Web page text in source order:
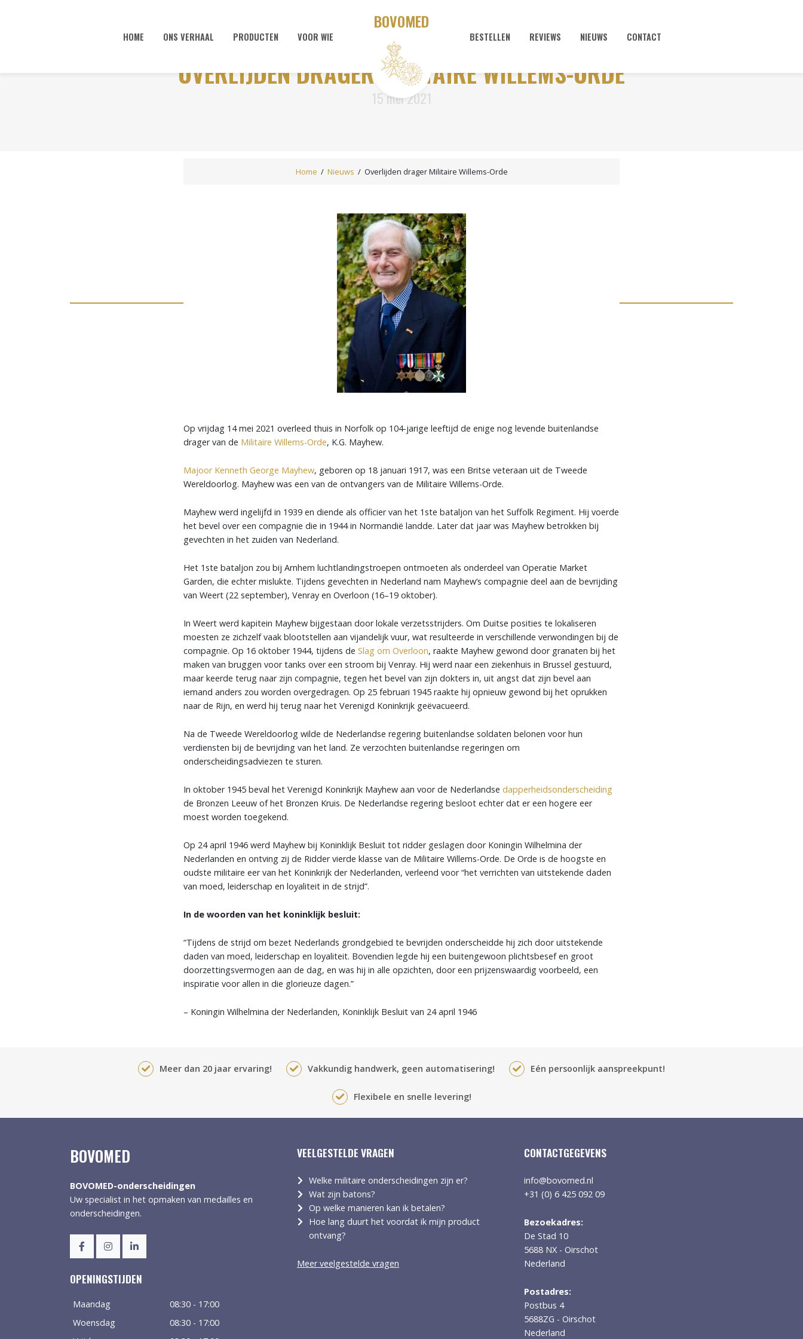
HOME ONS VERHAAL PRODUCTEN VOOR WIE
BOVOMED
BESTELLEN REVIEWS NIEUWS CONTACT
OVERLIJDEN DRAGER MILITAIRE WILLEMS-ORDE
15 mei 2021
Home / Nieuws / Overlijden drager Militaire Willems-Orde
Op vrijdag 14 mei 2021 overleed thuis in Norfolk op 104-jarige leeftijd de enige nog levende buitenlandse
drager van de Militaire Willems-Orde, K.G. Mayhew.
Majoor Kenneth George Mayhew, geboren op 18 januari 1917, was een Britse veteraan uit de Tweede
Wereldoorlog. Mayhew was een van de ontvangers van de Militaire Willems-Orde.
Mayhew werd ingelijfd in 1939 en diende als officier van het 1ste bataljon van het Suffolk Regiment. Hij voerde
het bevel over een compagnie die in 1944 in Normandië landde. Later dat jaar was Mayhew betrokken bij
gevechten in het zuiden van Nederland.
Het 1ste bataljon zou bij Arnhem luchtlandingstroepen ontmoeten als onderdeel van Operatie Market
Garden, die echter mislukte. Tijdens gevechten in Nederland nam Mayhew’s compagnie deel aan de bevrijding
van Weert (22 september), Venray en Overloon (16–19 oktober).
In Weert werd kapitein Mayhew bijgestaan ​​door lokale verzetsstrijders. Om Duitse posities te lokaliseren
moesten ze zichzelf vaak blootstellen aan vijandelijk vuur, wat resulteerde in verschillende verwondingen bij de
compagnie. Op 16 oktober 1944, tijdens de Slag om Overloon, raakte Mayhew gewond door granaten bij het
maken van bruggen voor tanks over een stroom bij Venray. Hij werd naar een ziekenhuis in Brussel gestuurd,
maar keerde terug naar zijn compagnie, tegen het bevel van zijn dokters in, uit angst dat zijn bevel aan
iemand anders zou worden overgedragen. Op 25 februari 1945 raakte hij opnieuw gewond bij het oprukken
naar de Rijn, en werd hij terug naar het Verenigd Koninkrijk geëvacueerd.
Na de Tweede Wereldoorlog wilde de Nederlandse regering buitenlandse soldaten belonen voor hun
verdiensten bij de bevrijding van het land. Ze verzochten buitenlandse regeringen om
onderscheidingsadviezen te sturen.
In oktober 1945 beval het Verenigd Koninkrijk Mayhew aan voor de Nederlandse dapperheidsonderscheiding
de Bronzen Leeuw of het Bronzen Kruis. De Nederlandse regering besloot echter dat er een hogere eer
moest worden toegekend.
Op 24 april 1946 werd Mayhew bij Koninklijk Besluit tot ridder geslagen door Koningin Wilhelmina der
Nederlanden en ontving zij de Ridder vierde klasse van de Militaire Willems-Orde. De Orde is de hoogste en
oudste militaire eer van het Koninkrijk der Nederlanden, verleend voor “het verrichten van uitstekende daden
van moed, leiderschap en loyaliteit in de strijd”.
In de woorden van het koninklijk besluit:
“Tijdens de strijd om bezet Nederlands grondgebied te bevrijden onderscheidde hij zich door uitstekende
daden van moed, leiderschap en loyaliteit. Bovendien legde hij een buitengewoon plichtsbesef en groot
doorzettingsvermogen aan de dag, en was hij in alle opzichten, door een prijzenswaardig voorbeeld, een
inspiratie voor allen in die glorieuze dagen.”
– Koningin Wilhelmina der Nederlanden, Koninklijk Besluit van 24 april 1946
Meer dan 20 jaar ervaring! Vakkundig handwerk, geen automatisering! Eén persoonlijk aanspreekpunt!
Flexibele en snelle levering!
BOVOMED
BOVOMED-onderscheidingen
Uw specialist in het opmaken van medailles en
onderscheidingen.
OPENINGSTIJDEN
Maandag
08:30 - 17:00
Woensdag
08:30 - 17:00
VEELGESTELDE VRAGEN
Welke militaire onderscheidingen zijn er?
Wat zijn batons?
Op welke manieren kan ik betalen?
Hoe lang duurt het voordat ik mijn product
ontvang?
Meer veelgestelde vragen
CONTACTGEGEVENS
info@bovomed.nl
+31 (0) 6 425 092 09
Bezoekadres:
De Stad 10
5688 NX - Oirschot
Nederland
Postadres:
Postbus 4
5688ZG - Oirschot
Nederland